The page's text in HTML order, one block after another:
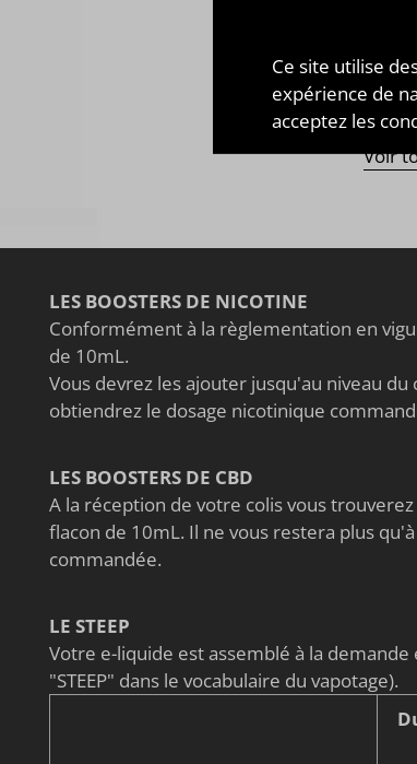
gamme
concentrésaussi
malaisienne.
goût de mangue
Voir
LES BOOSTERS DE NICOTINE
Conformément à la règlementation en
de 10mL.
Vous devrez les ajouter jusqu'au niveau
obtiendrez le dosage nicotinique
LES BOOSTERS DE CBD
A la réception de votre colis vous
flacon de 10mL. Il ne vous restera plus
commandée.
LE STEEP
Votre e-liquide est assemblé à la
"STEEP" dans le vocabulaire du vapotage).
Ce site utilise
expérience de
acceptez les